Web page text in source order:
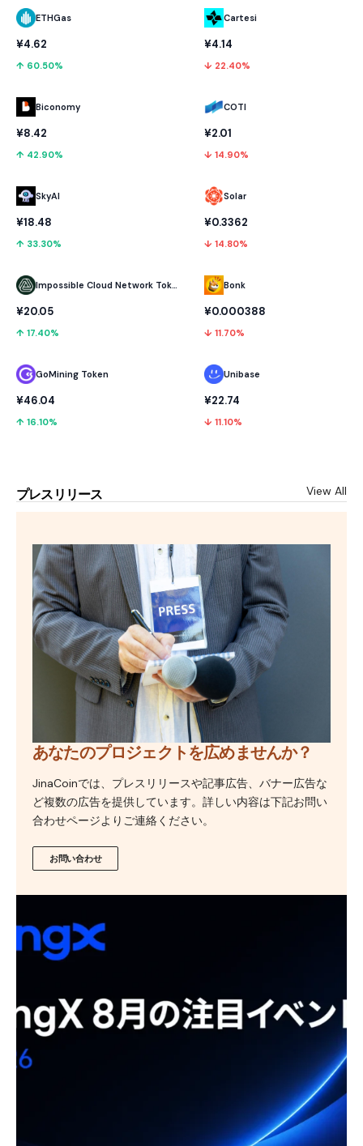
ETHGas
¥4.62
↑ 60.50%
Biconomy
¥8.42
↑ 42.90%
SkyAI
¥18.48
↑ 33.30%
Impossible Cloud Network Token
¥20.05
↑ 17.40%
GoMining Token
¥46.04
↑ 16.10%
Cartesi
¥4.14
↓ 22.40%
COTI
¥2.01
↓ 14.90%
Solar
¥0.3362
↓ 14.80%
Bonk
¥0.000388
↓ 11.70%
Unibase
¥22.74
↓ 11.10%
プレスリリース View All
あなたのプロジェクトを広めませんか？
JinaCoinでは、プレスリリースや記事広告、バナー広告な
ど複数の広告を提供しています。詳しい内容は下記お問い
合わせページよりご連絡ください。
お問い合わせ